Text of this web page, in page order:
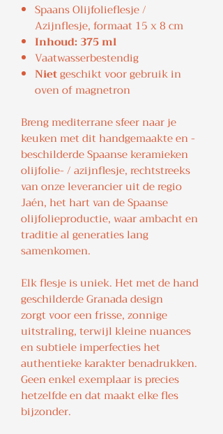
Spaans Olijfolieflesje /
Azijnflesje, formaat 15 x 8 cm
Inhoud: 375 ml
Vaatwasserbestendig
Nietgeschikt voor gebruik in
oven of magnetron
Breng mediterrane sfeer naar je
keuken met dit handgemaakte en -
beschilderde Spaanse keramieken
olijfolie- / azijnflesje, rechtstreeks
van onze leverancier uit de regio
Jaén, het hart van de Spaanse
olijfolieproductie, waar ambacht en
traditie al generaties lang
samenkomen.
Elk flesje is uniek. Het met de hand
geschilderde Granada design
zorgt voor een frisse, zonnige
uitstraling, terwijl kleine nuances
en subtiele imperfecties het
authentieke karakter benadrukken.
Geen enkel exemplaar is precies
hetzelfde en dat maakt elke fles
bijzonder.